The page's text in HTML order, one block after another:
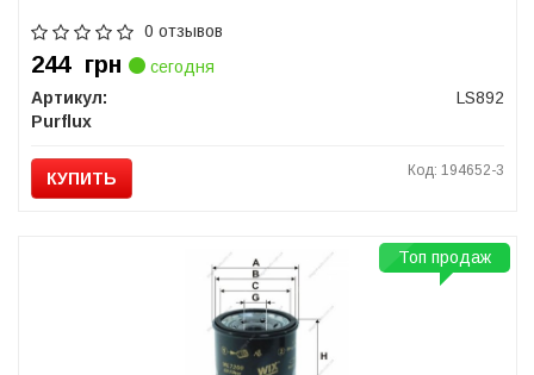
0 отзывов
244 грн
сегодня
Артикул:
LS892
Purflux
КУПИТЬ Код: 194652-3
Топ продаж